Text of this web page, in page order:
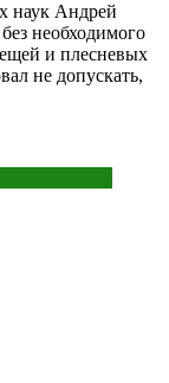
наук Андрей
необходимого
и плесневых
не допускать,